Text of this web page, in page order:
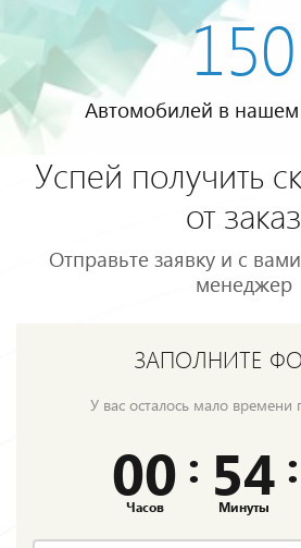
150
Автомобилей в нашем
Успей получить
от заказ
Отправьте заявку и с
менеджер
ЗАПОЛНИТЕ
У вас осталось мало времени
00
Часов
: 54
Минуты
: